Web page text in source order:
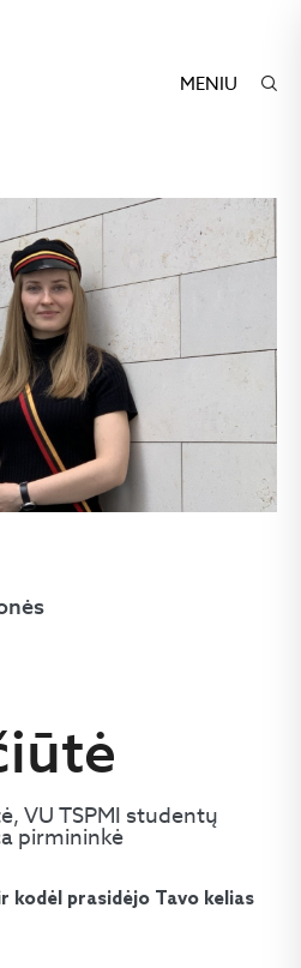
MENIU
VU TSPMI studentų
pirmininkė
kodėl prasidėjo Tavo kelias